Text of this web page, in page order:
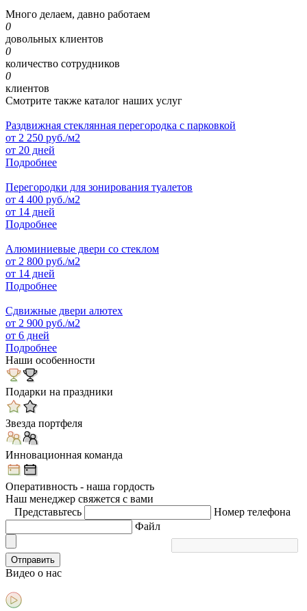
Много делаем, давно работаем
0
довольных клиентов
0
количество сотрудников
0
клиентов
Смотрите также каталог наших услуг
Раздвижная стеклянная перегородка с парковкой
от 2 250 руб./м2
от 20 дней
Подробнее
Перегородки для зонирования туалетов
от 4 400 руб./м2
от 14 дней
Подробнее
Алюминиевые двери со стеклом
от 2 800 руб./м2
от 14 дней
Подробнее
Сдвижные двери алютех
от 2 900 руб./м2
от 6 дней
Подробнее
Наши особенности
Подарки на праздники
Звезда портфеля
Инновационная команда
Оперативность - наша гордость
Наш менеджер свяжется с вами
Представьтесь
Номер телефона
Файл
Отправить
Видео о нас